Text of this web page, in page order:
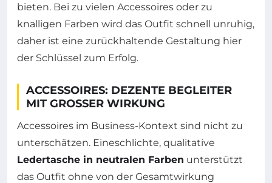
bieten. Bei zu vielen Accessoires oder zu
knalligen Farben wird das Outfit schnell unruhig,
daher ist eine zurückhaltende Gestaltung hier
der Schlüssel zum Erfolg.
ACCESSOIRES: DEZENTE BEGLEITER
MIT GROSSER WIRKUNG
Accessoires im Business-Kontext sind nicht zu
unterschätzen. Eineschlichte, qualitative
Ledertasche in neutralen Farben unterstützt
das Outfit ohne von der Gesamtwirkung